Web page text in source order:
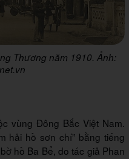
Thương năm 1910. Ảnh:
vùng Đông Bắc Việt Nam.
hải hồ sơn chí” bằng tiếng
hồ Ba Bể, do tác giả Phan